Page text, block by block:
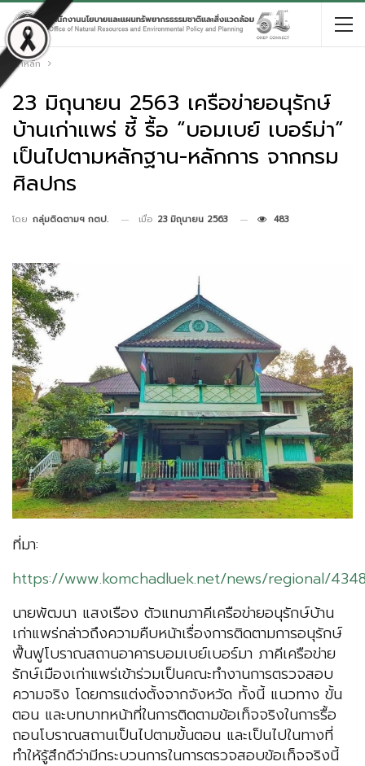
หน้าหลัก
23 มิถุนายน 2563 เครือข่ายอนุรักษ์
บ้านเก่าแพร่ ชี้ รื้อ “บอมเบย์ เบอร์ม่า”
เป็นไปตามหลักฐาน-หลักการ จากกรม
ศิลปกร
โดย กลุ่มติดตามฯ กตป. เมื่อ 23 มิถุนายน 2563 483
ที่มา:
https://www.komchadluek.net/news/regional/
นายพัฒนา แสงเรือง ตัวแทนภาคีเครือข่ายอนุรักษ์บ้าน
เก่าแพร่กล่าวถึงความคืบหน้าเรื่องการติดตามการอนุรักษ์
ฟื้นฟูโบราณสถานอาคารบอมเบย์เบอร์มา ภาคีเครือข่าย
รักษ์เมืองเก่าแพร่เข้าร่วมเป็นคณะทำงานการตรวจสอบ
ความจริง โดยการแต่งตั้งจากจังหวัด ทั้งนี้ แนวทาง ขั้น
ตอน และบทบาทหน้าที่ในการติดตามข้อเท็จจริงในการรื้อ
ถอนโบราณสถานเป็นไปตามขั้นตอน และเป็นไปในทางที่
ทำให้รู้สึกดีว่ามีกระบวนการในการตรวจสอบข้อเท็จจริงนี้